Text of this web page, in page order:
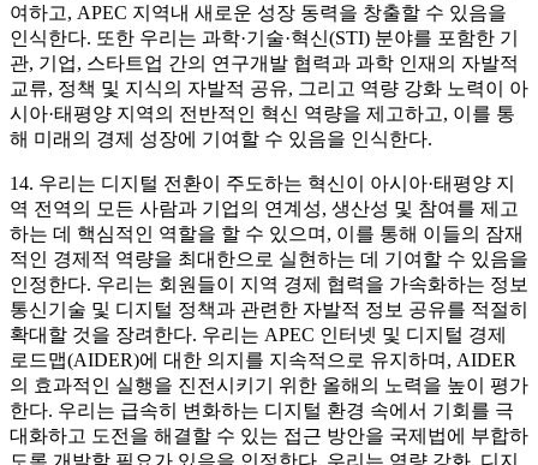
여하고, APEC 지역내 새로운 성장 동력을 창출할 수 있음을
인식한다. 또한 우리는 과학·기술·혁신(STI) 분야를 포함한 기
관, 기업, 스타트업 간의 연구개발 협력과 과학 인재의 자발적
교류, 정책 및 지식의 자발적 공유, 그리고 역량 강화 노력이 아
시아·태평양 지역의 전반적인 혁신 역량을 제고하고, 이를 통
해 미래의 경제 성장에 기여할 수 있음을 인식한다.
14. 우리는 디지털 전환이 주도하는 혁신이 아시아·태평양 지
역 전역의 모든 사람과 기업의 연계성, 생산성 및 참여를 제고
하는 데 핵심적인 역할을 할 수 있으며, 이를 통해 이들의 잠재
적인 경제적 역량을 최대한으로 실현하는 데 기여할 수 있음을
인정한다. 우리는 회원들이 지역 경제 협력을 가속화하는 정보
통신기술 및 디지털 정책과 관련한 자발적 정보 공유를 적절히
확대할 것을 장려한다. 우리는 APEC 인터넷 및 디지털 경제
로드맵(AIDER)에 대한 의지를 지속적으로 유지하며, AIDER
의 효과적인 실행을 진전시키기 위한 올해의 노력을 높이 평가
한다. 우리는 급속히 변화하는 디지털 환경 속에서 기회를 극
대화하고 도전을 해결할 수 있는 접근 방안을 국제법에 부합하